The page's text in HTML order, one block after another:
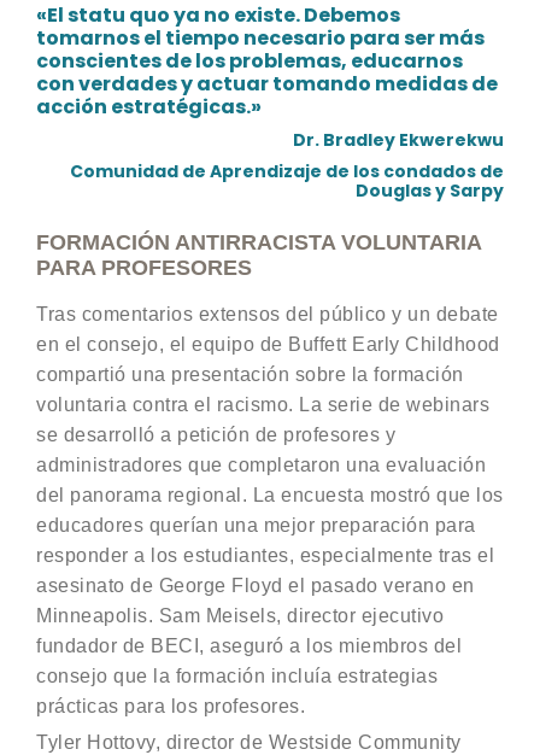
«El statu quo ya no existe. Debemos
tomarnos el tiempo necesario para ser más
conscientes de los problemas, educarnos
con verdades y actuar tomando medidas de
acción estratégicas.»
Dr. Bradley Ekwerekwu
Comunidad de Aprendizaje de los condados de
Douglas y Sarpy
FORMACIÓN ANTIRRACISTA VOLUNTARIA
PARA PROFESORES
Tras comentarios extensos del público y un debate
en el consejo, el equipo de Buffett Early Childhood
compartió una presentación sobre la formación
voluntaria contra el racismo. La serie de webinars
se desarrolló a petición de profesores y
administradores que completaron una evaluación
del panorama regional. La encuesta mostró que los
educadores querían una mejor preparación para
responder a los estudiantes, especialmente tras el
asesinato de George Floyd el pasado verano en
Minneapolis. Sam Meisels, director ejecutivo
fundador de BECI, aseguró a los miembros del
consejo que la formación incluía estrategias
prácticas para los profesores.
Tyler Hottovy, director de Westside Community